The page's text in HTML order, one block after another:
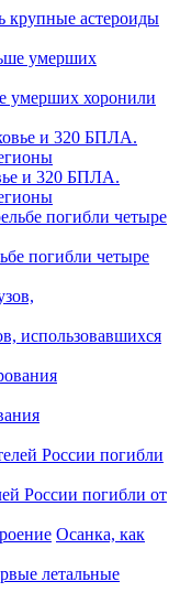
крупные астероиды
умерших хоронили
и 320 БПЛА.
погибли четыре
использовавшихся
России погибли от
Осанка, как